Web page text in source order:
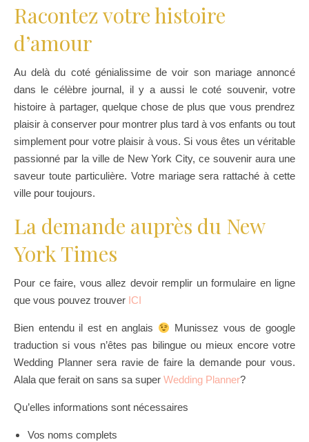
Racontez votre histoire
d’amour
Au delà du coté génialissime de voir son mariage annoncé
dans le célèbre journal, il y a aussi le coté souvenir, votre
histoire à partager, quelque chose de plus que vous prendrez
plaisir à conserver pour montrer plus tard à vos enfants ou tout
simplement pour votre plaisir à vous. Si vous êtes un véritable
passionné par la ville de New York City, ce souvenir aura une
saveur toute particulière. Votre mariage sera rattaché à cette
ville pour toujours.
La demande auprès du New
York Times
Pour ce faire, vous allez devoir remplir un formulaire en ligne
que vous pouvez trouver ICI
Bien entendu il est en anglais
Munissez vous de google
traduction si vous n’êtes pas bilingue ou mieux encore votre
Wedding Planner sera ravie de faire la demande pour vous.
Alala que ferait on sans sa super Wedding Planner?
Qu’elles informations sont nécessaires
Vos noms complets